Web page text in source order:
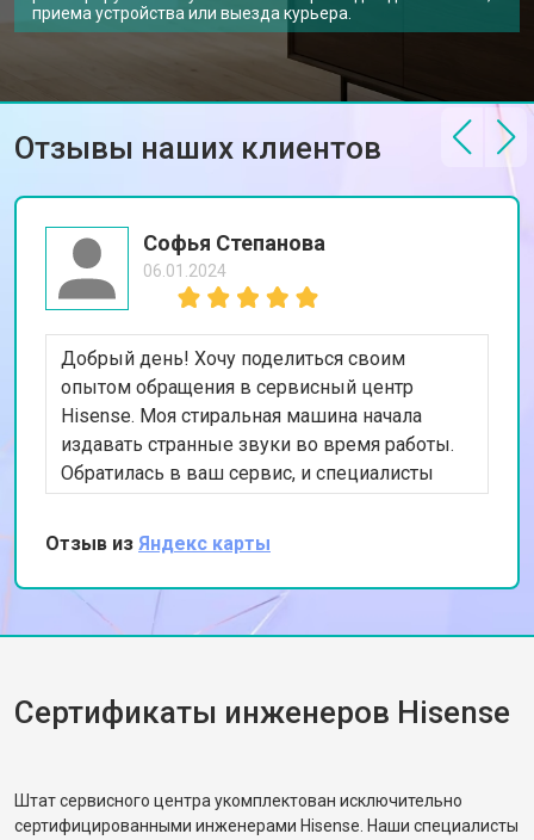
приема устройства или выезда курьера.
Отзывы наших клиентов
Софья Степанова
06.01.2024
Добрый день! Хочу поделиться своим
опытом обращения в сервисный центр
Hisense. Моя стиральная машина начала
издавать странные звуки во время работы.
Обратилась в ваш сервис, и специалисты
быстро выявили проблему с подшипниками.
После их замены машина стала работать тихо
и эффективно. Очень довольна качеством
обслуживания и скоростью выполнения
работы. Спасибо за вашу помощь!
Отзыв из Яндекс карты
Сертификаты инженеров Hisense
Штат сервисного центра укомплектован исключительно
сертифицированными инженерами Hisense. Наши специалисты